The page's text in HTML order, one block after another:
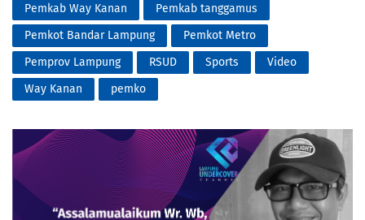
Pemkab Way Kanan
Pemkab tanggamus
Pemkot Bandar Lampung
Pemkot Metro
Pemprov Lampung
RSUD Sports
Video
Way Kanan
pemko